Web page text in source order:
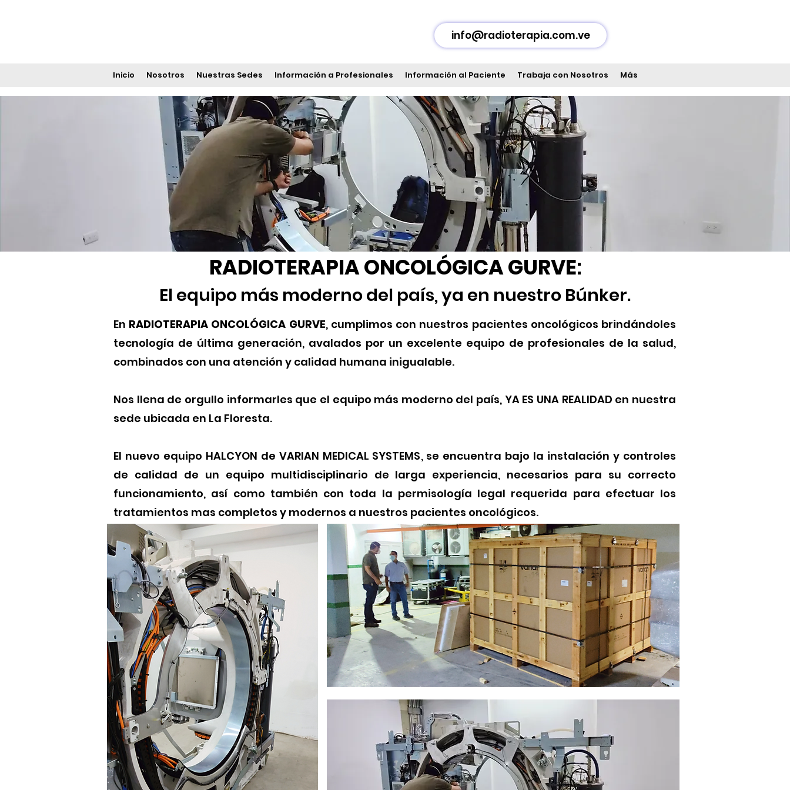
info@radioterapia.com.ve
Inicio Nosotros Nuestras Sedes Información a Profesionales Información al Paciente Trabaja con Nosotros Más
RADIOTERAPIA ONCOLÓGICA GURVE:
El equipo más moderno del país, ya en nuestro Búnker.
En RADIOTERAPIA ONCOLÓGICA GURVE, cumplimos con nuestros pacientes oncológicos brindándoles
tecnología de última generación, avalados por un excelente equipo de profesionales de la salud,
combinados con una atención y calidad humana inigualable.
Nos llena de orgullo informarles que el equipo más moderno del país, YA ES UNA REALIDAD en nuestra
sede ubicada en La Floresta.
El nuevo equipo HALCYON de VARIAN MEDICAL SYSTEMS, se encuentra bajo la instalación y controles
de calidad de un equipo multidisciplinario de larga experiencia, necesarios para su correcto
funcionamiento, así como también con toda la permisología legal requerida para efectuar los
tratamientos mas completos y modernos a nuestros pacientes oncológicos.